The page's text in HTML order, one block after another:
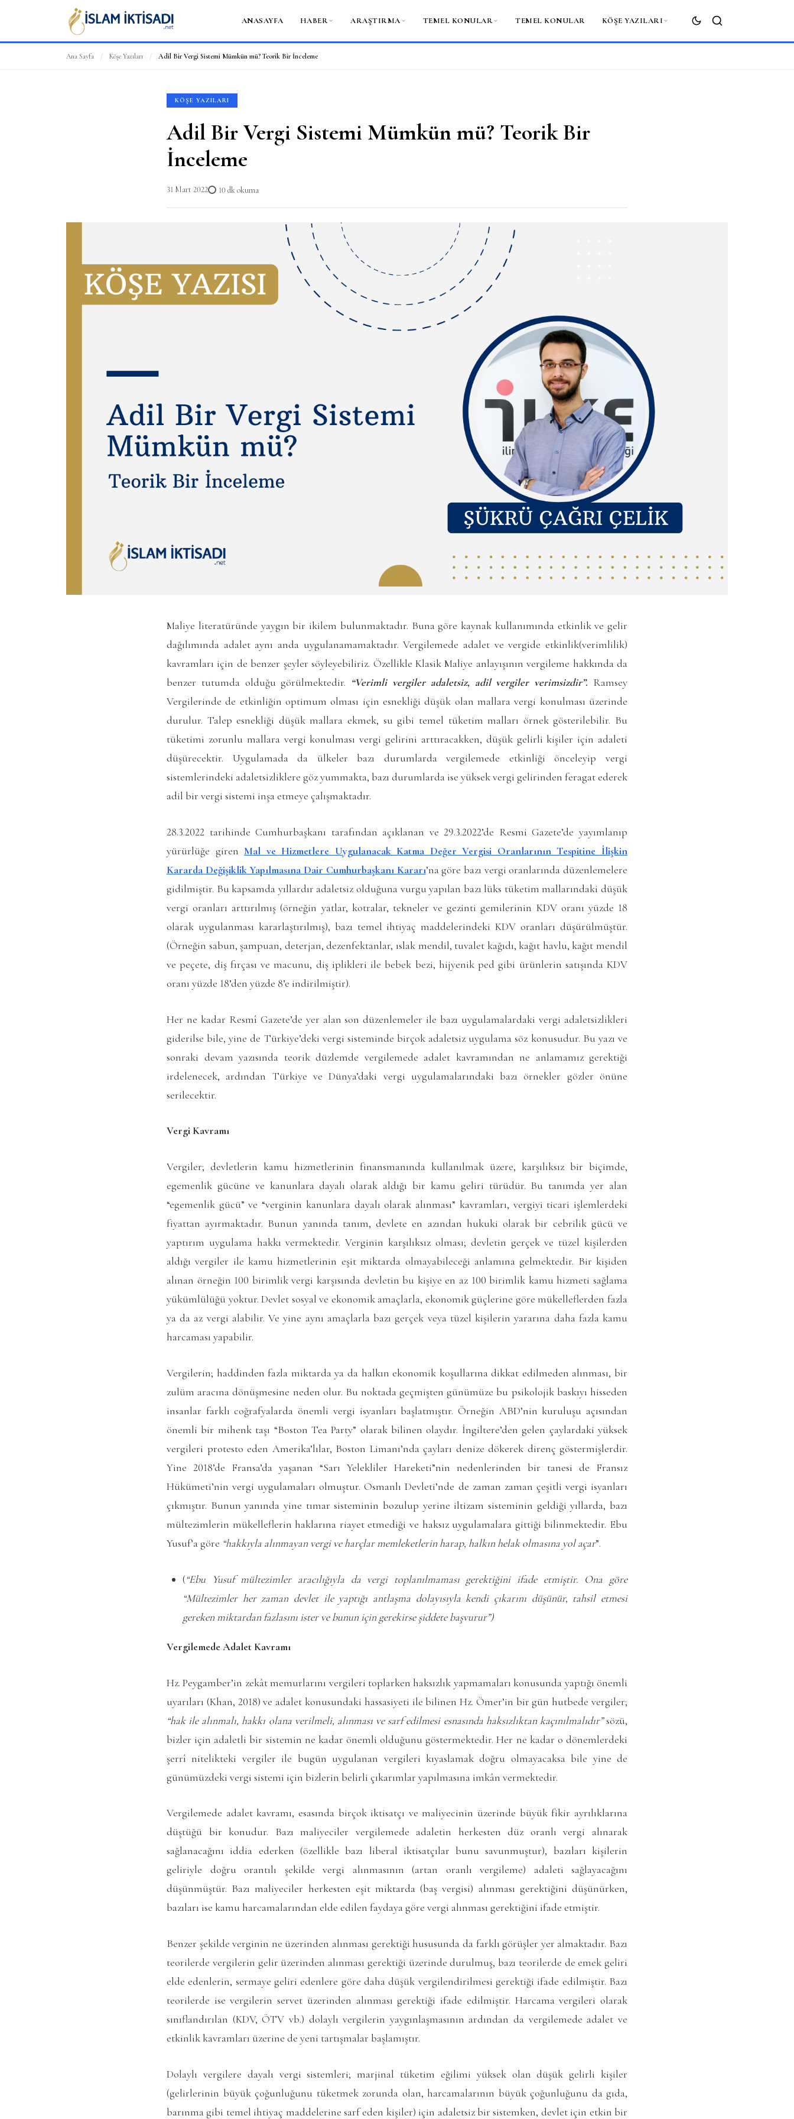
ANASAYFA HABER ARAŞTIRMA TEMEL KONULAR TEMEL KONULAR KÖŞE YAZILARI
ARA
Ana Sayfa / Köşe Yazıları / Adil Bir Vergi Sistemi Mümkün mü? Teorik Bir İnceleme
KÖŞE YAZILARI
Adil Bir Vergi Sistemi Mümkün mü? Teorik Bir
İnceleme
31 Mart 2022 10 dk okuma
Maliye literatüründe yaygın bir ikilem bulunmaktadır. Buna göre kaynak kullanımında etkinlik ve gelir
dağılımında adalet aynı anda uygulanamamaktadır. Vergilemede adalet ve vergide etkinlik(verimlilik)
kavramları için de benzer şeyler söyleyebiliriz. Özellikle Klasik Maliye anlayışının vergileme hakkında da
benzer tutumda olduğu görülmektedir. “Verimli vergiler adaletsiz, adil vergiler verimsizdir”. Ramsey
Vergilerinde de etkinliğin optimum olması için esnekliği düşük olan mallara vergi konulması üzerinde
durulur. Talep esnekliği düşük mallara ekmek, su gibi temel tüketim malları örnek gösterilebilir. Bu
tüketimi zorunlu mallara vergi konulması vergi gelirini arttıracakken, düşük gelirli kişiler için adaleti
düşürecektir. Uygulamada da ülkeler bazı durumlarda vergilemede etkinliği önceleyip vergi
sistemlerindeki adaletsizliklere göz yummakta, bazı durumlarda ise yüksek vergi gelirinden feragat ederek
adil bir vergi sistemi inşa etmeye çalışmaktadır.
28.3.2022 tarihinde Cumhurbaşkanı tarafından açıklanan ve 29.3.2022’de Resmi Gazete’de yayımlanıp
yürürlüğe girenMal ve Hizmetlere Uygulanacak Katma Değer Vergisi Oranlarının Tespitine İlişkin
Kararda Değişiklik Yapılmasına Dair Cumhurbaşkanı Kararı’na göre bazı vergi oranlarında düzenlemelere
gidilmiştir. Bu kapsamda yıllardır adaletsiz olduğuna vurgu yapılan bazı lüks tüketim mallarındaki düşük
vergi oranları arttırılmış (örneğin yatlar, kotralar, tekneler ve gezinti gemilerinin KDV oranı yüzde 18
olarak uygulanması kararlaştırılmış), bazı temel ihtiyaç maddelerindeki KDV oranları düşürülmüştür.
(Örneğin sabun, şampuan, deterjan, dezenfektanlar, ıslak mendil, tuvalet kağıdı, kağıt havlu, kağıt mendil
ve peçete, diş fırçası ve macunu, diş iplikleri ile bebek bezi, hijyenik ped gibi ürünlerin satışında KDV
oranı yüzde 18’den yüzde 8’e indirilmiştir).
Her ne kadar Resmî Gazete’de yer alan son düzenlemeler ile bazı uygulamalardaki vergi adaletsizlikleri
giderilse bile, yine de Türkiye’deki vergi sisteminde birçok adaletsiz uygulama söz konusudur. Bu yazı ve
sonraki devam yazısında teorik düzlemde vergilemede adalet kavramından ne anlamamız gerektiği
irdelenecek, ardından Türkiye ve Dünya’daki vergi uygulamalarındaki bazı örnekler gözler önüne
serilecektir.
Vergi Kavramı
Vergiler; devletlerin kamu hizmetlerinin finansmanında kullanılmak üzere, karşılıksız bir biçimde,
egemenlik gücüne ve kanunlara dayalı olarak aldığı bir kamu geliri türüdür. Bu tanımda yer alan
“egemenlik gücü” ve “verginin kanunlara dayalı olarak alınması” kavramları, vergiyi ticari işlemlerdeki
fiyattan ayırmaktadır. Bunun yanında tanım, devlete en azından hukuki olarak bir cebrilik gücü ve
yaptırım uygulama hakkı vermektedir. Verginin karşılıksız olması; devletin gerçek ve tüzel kişilerden
aldığı vergiler ile kamu hizmetlerinin eşit miktarda olmayabileceği anlamına gelmektedir. Bir kişiden
alınan örneğin 100 birimlik vergi karşısında devletin bu kişiye en az 100 birimlik kamu hizmeti sağlama
yükümlülüğü yoktur. Devlet sosyal ve ekonomik amaçlarla, ekonomik güçlerine göre mükelleflerden fazla
ya da az vergi alabilir. Ve yine aynı amaçlarla bazı gerçek veya tüzel kişilerin yararına daha fazla kamu
harcaması yapabilir.
Vergilerin; haddinden fazla miktarda ya da halkın ekonomik koşullarına dikkat edilmeden alınması, bir
zulüm aracına dönüşmesine neden olur. Bu noktada geçmişten günümüze bu psikolojik baskıyı hisseden
insanlar farklı coğrafyalarda önemli vergi isyanları başlatmıştır. Örneğin ABD’nin kuruluşu açısından
önemli bir mihenk taşı “Boston Tea Party” olarak bilinen olaydır. İngiltere’den gelen çaylardaki yüksek
vergileri protesto eden Amerika’lılar, Boston Limanı’nda çayları denize dökerek direnç göstermişlerdir.
Yine 2018’de Fransa’da yaşanan “Sarı Yelekliler Hareketi”nin nedenlerinden bir tanesi de Fransız
Hükümeti’nin vergi uygulamaları olmuştur. Osmanlı Devleti’nde de zaman zaman çeşitli vergi isyanları
çıkmıştır. Bunun yanında yine tımar sisteminin bozulup yerine iltizam sisteminin geldiği yıllarda, bazı
mültezimlerin mükelleflerin haklarına riayet etmediği ve haksız uygulamalara gittiği bilinmektedir. Ebu
Yusuf’a göre “hakkıyla alınmayan vergi ve harçlar memleketlerin harap, halkın helak olmasına yol açar”.
(“Ebu Yusuf mültezimler aracılığıyla da vergi toplanılmaması gerektiğini ifade etmiştir. Ona göre
“Mültezimler her zaman devlet ile yaptığı antlaşma dolayısıyla kendi çıkarını düşünür, tahsil etmesi
gereken miktardan fazlasını ister ve bunun için gerekirse şiddete başvurur”)
Vergilemede Adalet Kavramı
Hz. Peygamber’in zekât memurlarını vergileri toplarken haksızlık yapmamaları konusunda yaptığı önemli
uyarıları (Khan, 2018) ve adalet konusundaki hassasiyeti ile bilinen Hz. Ömer’in bir gün hutbede vergiler;
“hak ile alınmalı, hakkı olana verilmeli, alınması ve sarf edilmesi esnasında haksızlıktan kaçınılmalıdır”sözü,
bizler için adaletli bir sistemin ne kadar önemli olduğunu göstermektedir. Her ne kadar o dönemlerdeki
şerrî nitelikteki vergiler ile bugün uygulanan vergileri kıyaslamak doğru olmayacaksa bile yine de
günümüzdeki vergi sistemi için bizlerin belirli çıkarımlar yapılmasına imkân vermektedir.
Vergilemede adalet kavramı, esasında birçok iktisatçı ve maliyecinin üzerinde büyük fikir ayrılıklarına
düştüğü bir konudur. Bazı maliyeciler vergilemede adaletin herkesten düz oranlı vergi alınarak
sağlanacağını iddia ederken (özellikle bazı liberal iktisatçılar bunu savunmuştur), bazıları kişilerin
geliriyle doğru orantılı şekilde vergi alınmasının (artan oranlı vergileme) adaleti sağlayacağını
düşünmüştür. Bazı maliyeciler herkesten eşit miktarda (baş vergisi) alınması gerektiğini düşünürken,
bazıları ise kamu harcamalarından elde edilen faydaya göre vergi alınması gerektiğini ifade etmiştir.
Benzer şekilde verginin ne üzerinden alınması gerektiği hususunda da farklı görüşler yer almaktadır. Bazı
teorilerde vergilerin gelir üzerinden alınması gerektiği üzerinde durulmuş, bazı teorilerde de emek geliri
elde edenlerin, sermaye geliri edenlere göre daha düşük vergilendirilmesi gerektiği ifade edilmiştir. Bazı
teorilerde ise vergilerin servet üzerinden alınması gerektiği ifade edilmiştir. Harcama vergileri olarak
sınıflandırılan (KDV, ÖTV vb.) dolaylı vergilerin yaygınlaşmasının ardından da vergilemede adalet ve
etkinlik kavramları üzerine de yeni tartışmalar başlamıştır.
Dolaylı vergilere dayalı vergi sistemleri; marjinal tüketim eğilimi yüksek olan düşük gelirli kişiler
(gelirlerinin büyük çoğunluğunu tüketmek zorunda olan, harcamalarının büyük çoğunluğunu da gıda,
barınma gibi temel ihtiyaç maddelerine sarf eden kişiler) için adaletsiz bir sistemken, devlet için etkin bir